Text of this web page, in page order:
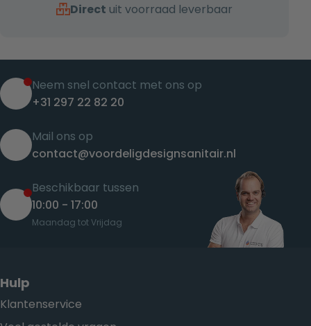
Direct uit voorraad leverbaar
Neem snel contact met ons op
+31 297 22 82 20
Mail ons op
contact@voordeligdesignsanitair.nl
Beschikbaar tussen
10:00 - 17:00
Maandag tot Vrijdag
Hulp
Klantenservice